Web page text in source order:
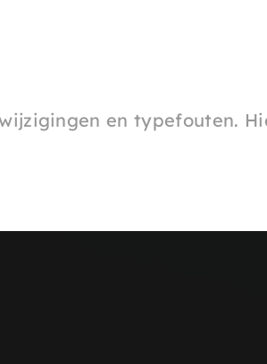
en typefouten.